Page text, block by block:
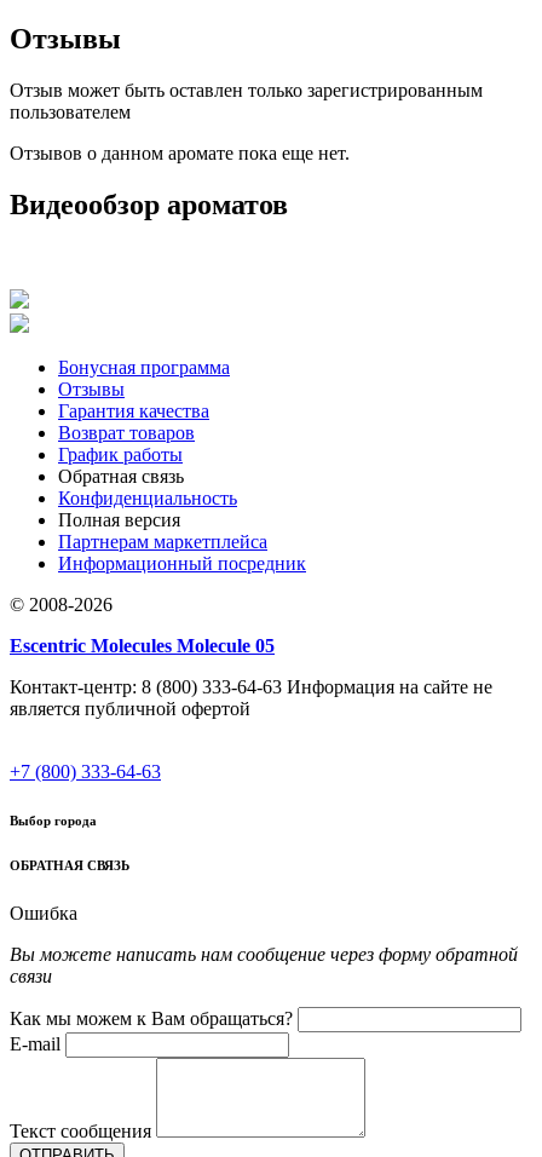
Отзывы
Отзыв может быть оставлен только зарегистрированным
пользователем
Отзывов о данном аромате пока еще нет.
Видеообзор ароматов
Бонусная программа
Отзывы
Гарантия качества
Возврат товаров
График работы
Обратная связь
Конфиденциальность
Полная версия
Партнерам маркетплейса
Информационный посредник
© 2008-2026
Escentric Molecules Molecule 05
Контакт-центр: 8 (800) 333-64-63 Информация на сайте не
является публичной офертой
+7 (800) 333-64-63
Выбор города
ОБРАТНАЯ СВЯЗЬ
Ошибка
Вы можете написать нам сообщение через форму обратной
связи
Как мы можем к Вам обращаться?
E-mail
Текст сообщения